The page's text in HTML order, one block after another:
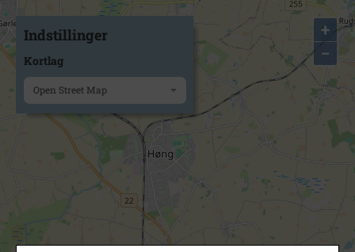
+
−
Indstillinger
Kortlag
Open Street Map